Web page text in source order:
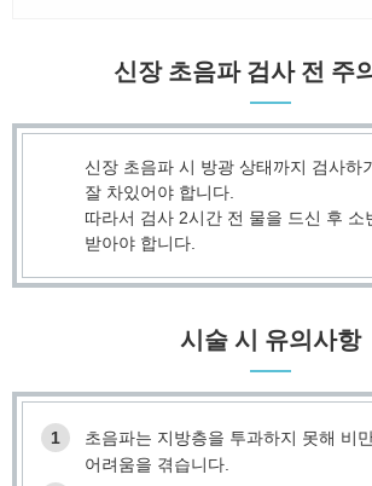
신장 초음파 검사 전 주
신장 초음파 시 방광 상태까지 검사하
잘 차있어야 합니다.
따라서 검사 2시간 전 물을 드신 후 소
받아야 합니다.
시술 시 유의사항
1
초음파는 지방층을 투과하지 못해 비
어려움을 겪습니다.